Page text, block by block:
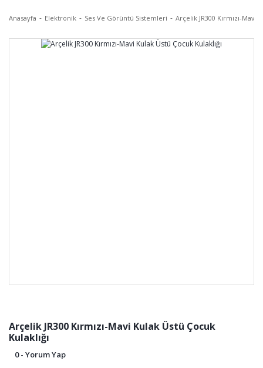
Anasayfa Elektronik Ses Ve Görüntü Sistemleri Arçelik JR300 Kırmızı-Mavi
Arçelik JR300 Kırmızı-Mavi Kulak Üstü Çocuk
Kulaklığı
0 - Yorum Yap